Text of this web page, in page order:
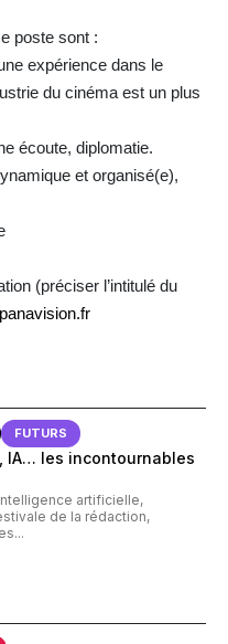
poste sont :
expérience dans le
du cinéma est un plus
écoute, diplomatie.
et organisé(e),
(préciser l’intitulé du
FUTURS
IA… les incontournables
artificielle,
de la rédaction,